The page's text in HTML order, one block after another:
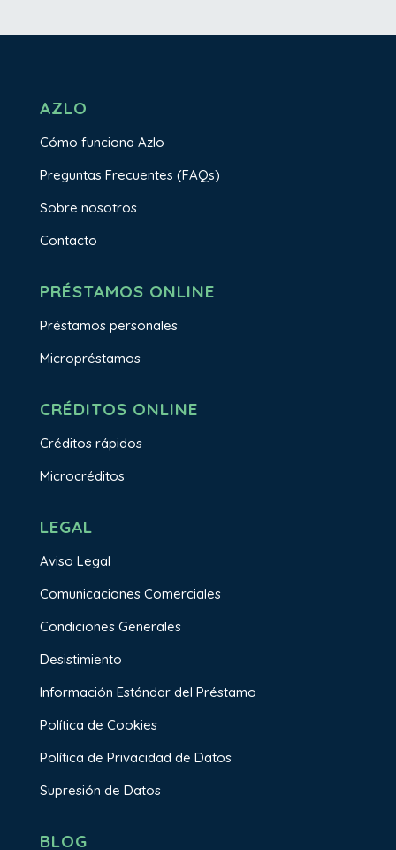
AZLO
Cómo funciona Azlo
Preguntas Frecuentes (FAQs)
Sobre nosotros
Contacto
PRÉSTAMOS ONLINE
Préstamos personales
Micropréstamos
CRÉDITOS ONLINE
Créditos rápidos
Microcréditos
LEGAL
Aviso Legal
Comunicaciones Comerciales
Condiciones Generales
Desistimiento
Información Estándar del Préstamo
Política de Cookies
Política de Privacidad de Datos
Supresión de Datos
BLOG